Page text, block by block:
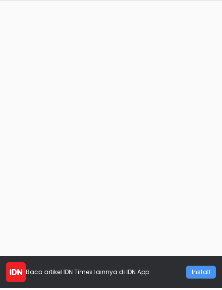
Baca artikel IDN Times lainnya di IDN App Install